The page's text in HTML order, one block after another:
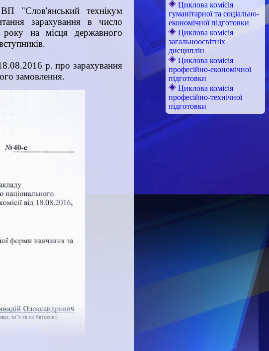
ВП "Слов'янський технікум
зарахування в число
на місця державного
р. про зарахування
замовлення.
Циклова комісія
гуманітарної та соціально-
економічної підготовки
Циклова комісія
загальноосвітніх
дисциплін
Циклова комісія
професійно-економічної
підготовки
Циклова комісія
професійно-технічної
підготовки